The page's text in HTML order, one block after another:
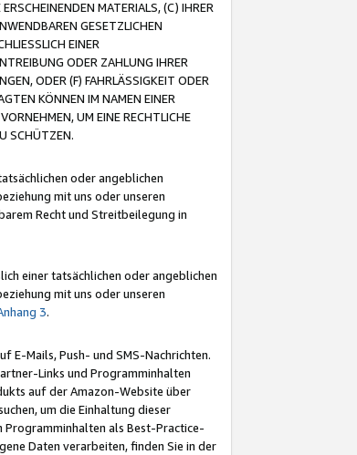
MATERIALS, (C) IHRER
GESETZLICHEN
EINER
ODER ZAHLUNG IHRER
ODER (F) FAHRLÄSSIGKEIT ODER
KÖNNEN IM NAMEN EINER
UM EINE RECHTLICHE
SCHÜTZEN.
oder angeblichen
mit uns oder unseren
Recht und Streitbeilegung in
einer tatsächlichen oder angeblichen
mit uns oder unseren
3.
E-Mails, Push- und SMS-Nachrichten.
Links und Programminhalten
auf der Amazon-Website über
um die Einhaltung dieser
als Best-Practice-
Daten verarbeiten, finden Sie in der